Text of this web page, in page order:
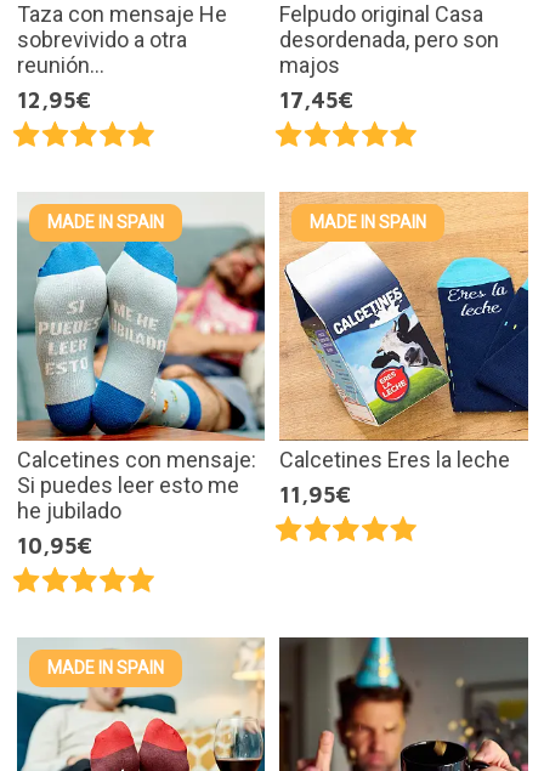
Taza con mensaje He
sobrevivido a otra
reunión...
12,95€
Felpudo original Casa
desordenada, pero son
majos
17,45€
MADE IN SPAIN
Calcetines con mensaje:
Si puedes leer esto me
he jubilado
10,95€
MADE IN SPAIN
Calcetines Eres la leche
11,95€
MADE IN SPAIN